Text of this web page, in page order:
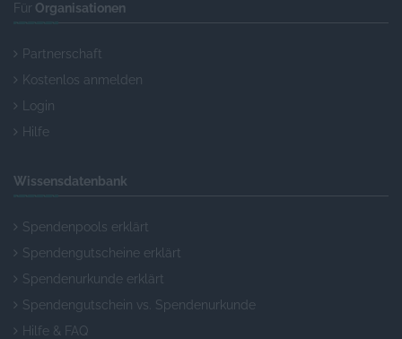
Für Organisationen
Partnerschaft
Kostenlos anmelden
Login
Hilfe
Wissensdatenbank
Spendenpools erklärt
Spendengutscheine erklärt
Spendenurkunde erklärt
Spendengutschein vs. Spendenurkunde
Hilfe & FAQ